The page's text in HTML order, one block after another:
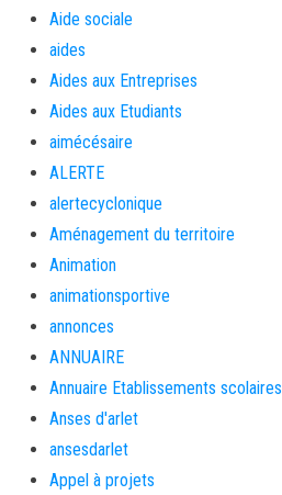
Aide sociale
aides
Aides aux Entreprises
Aides aux Etudiants
aimécésaire
ALERTE
alertecyclonique
Aménagement du territoire
Animation
animationsportive
annonces
ANNUAIRE
Annuaire Etablissements scolaires
Anses d'arlet
ansesdarlet
Appel à projets